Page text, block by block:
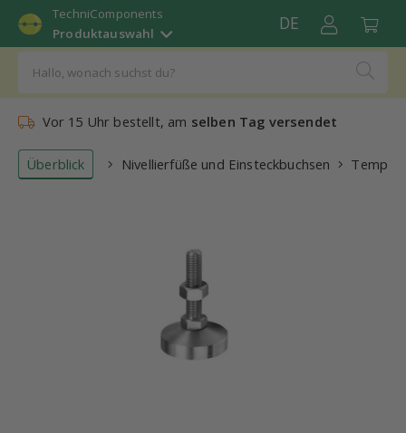
TechniComponents
Produktauswahl
DE
Vor 15 Uhr bestellt, am selben Tag versendet
Überblick Nivellierfüße und Einsteckbuchsen